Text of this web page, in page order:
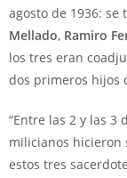
agosto de 1936: se
Mellado, Ramiro
los tres eran
dos primeros hijos
“Entre las 2 y las 3
milicianos hicieron
estos tres